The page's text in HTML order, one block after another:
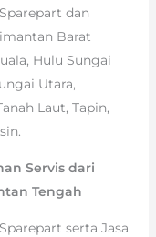
dan
Barat
Hulu Sungai
Utara,
Laut, Tapin,
Servis dari
Tengah
serta Jasa